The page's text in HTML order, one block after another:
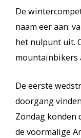
De
naam eer aan:
het nulpunt uit.
mountainbikers
De eerste
doorgang
Zondag konden
de voormalige